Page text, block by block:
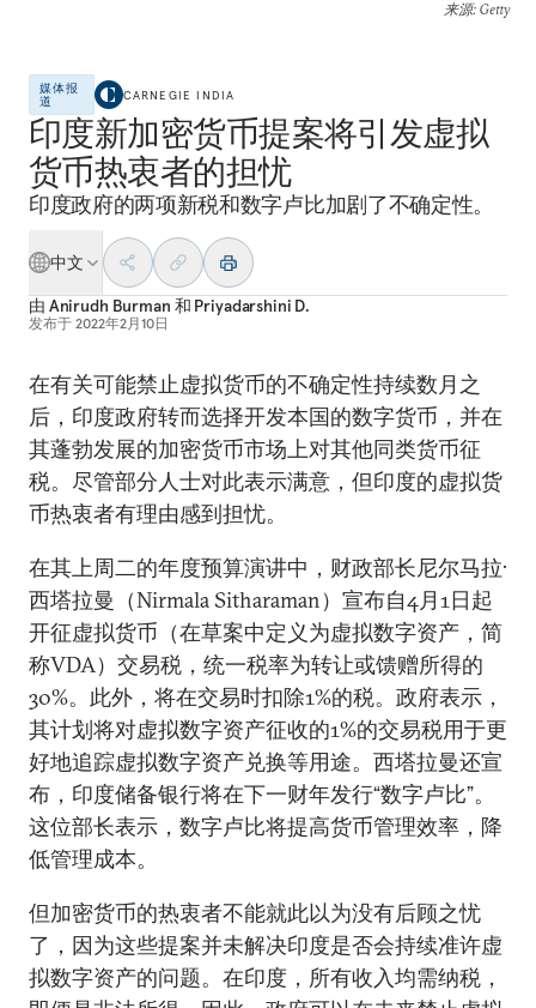
来源: Getty
媒体报
道
CARNEGIE INDIA
印度新加密货币提案将引发虚拟
货币热衷者的担忧
印度政府的两项新税和数字卢比加剧了不确定性。
中文
由 Anirudh Burman 和 Priyadarshini D.
发布于 2022年2月10日
在有关可能禁止虚拟货币的不确定性持续数月之
后，印度政府转而选择开发本国的数字货币，并在
其蓬勃发展的加密货币市场上对其他同类货币征
税。尽管部分人士对此表示满意，但印度的虚拟货
币热衷者有理由感到担忧。
在其上周二的年度预算演讲中，财政部长尼尔马拉·
西塔拉曼（Nirmala Sitharaman）宣布自4月1日起
开征虚拟货币（在草案中定义为虚拟数字资产，简
称VDA）交易税，统一税率为转让或馈赠所得的
30%。此外，将在交易时扣除1%的税。政府表示，
其计划将对虚拟数字资产征收的1%的交易税用于更
好地追踪虚拟数字资产兑换等用途。西塔拉曼还宣
布，印度储备银行将在下一财年发行“数字卢比”。
这位部长表示，数字卢比将提高货币管理效率，降
低管理成本。
但加密货币的热衷者不能就此以为没有后顾之忧
了，因为这些提案并未解决印度是否会持续准许虚
拟数字资产的问题。在印度，所有收入均需纳税，